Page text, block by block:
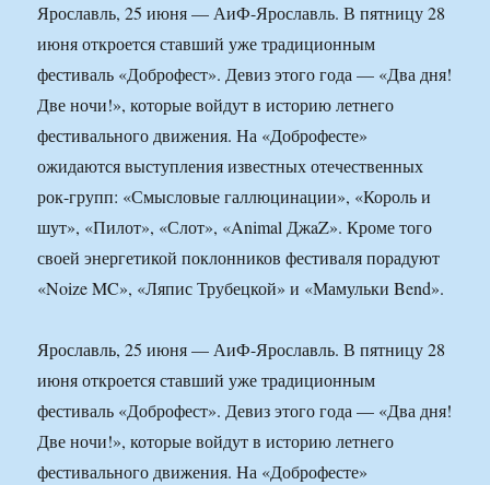
Ярославль, 25 июня — АиФ-Ярославль. В пятницу 28
июня откроется ставший уже традиционным
фестиваль «Доброфест». Девиз этого года — «Два дня!
Две ночи!», которые войдут в историю летнего
фестивального движения. На «Доброфесте»
ожидаются выступления известных отечественных
рок-групп: «Смысловые галлюцинации», «Король и
шут», «Пилот», «Слот», «Animal ДжaZ». Кроме того
своей энергетикой поклонников фестиваля порадуют
«Noize MC», «Ляпис Трубецкой» и «Мамульки Bend».
Ярославль, 25 июня — АиФ-Ярославль. В пятницу 28
июня откроется ставший уже традиционным
фестиваль «Доброфест». Девиз этого года — «Два дня!
Две ночи!», которые войдут в историю летнего
фестивального движения. На «Доброфесте»